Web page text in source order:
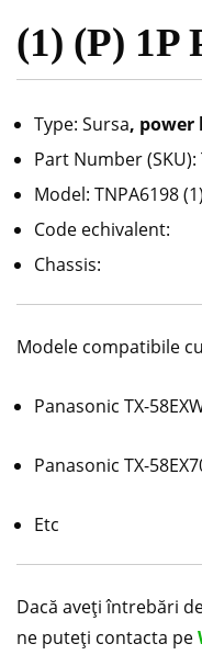
(1) (P) 1P
Type: Sursa, power
Part Number (SKU):
Model: TNPA6198
Code echivalent:
Chassis:
Modele compatibile
Panasonic TX-
Panasonic TX-
Etc
Dacă aveți întrebări
ne puteți contacta pe